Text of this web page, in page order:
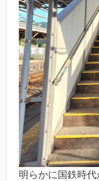
明らかに国鉄時